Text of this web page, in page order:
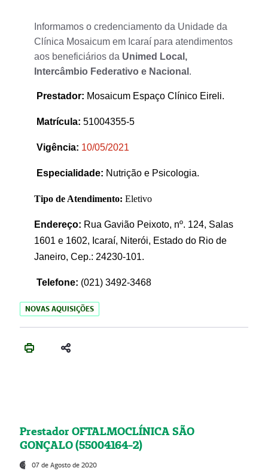
Informamos o credenciamento da Unidade da
Clínica Mosaicum em Icaraí para atendimentos
aos beneficiários da Unimed Local,
Intercâmbio Federativo e Nacional .
Prestador: Mosaicum Espaço Clínico Eireli.
Matrícula: 51004355-5
Vigência: 10/05/2021
Especialidade: Nutrição e Psicologia.
Tipo de Atendimento: Eletivo
Endereço: Rua Gavião Peixoto, nº. 124, Salas
1601 e 1602, Icaraí, Niterói, Estado do Rio de
Janeiro, Cep.: 24230-101.
Telefone: (021) 3492-3468
NOVAS AQUISIÇÕES
Prestador OFTALMOCLÍNICA SÃO
GONÇALO (55004164-2)
07 de Agosto de 2020